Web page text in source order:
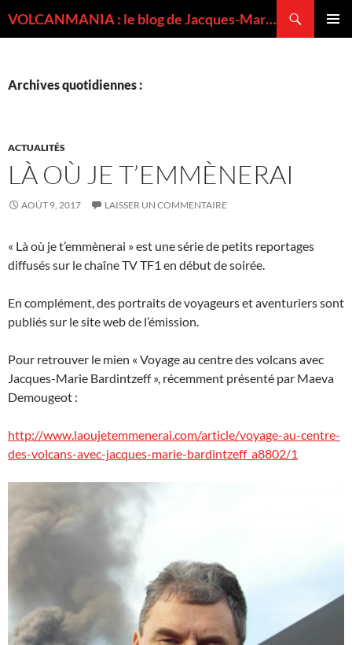
VOLCANMANIA : le blog de Jacques-Marie BARDINTZEFF, volcanologue
Archives quotidiennes :
ACTUALITÉS
LÀ OÙ JE T’EMMÈNERAI
AOÛT 9, 2017 LAISSER UN COMMENTAIRE
« Là où je t’emmènerai » est une série de petits reportages
diffusés sur le chaîne TV TF1 en début de soirée.
En complément, des portraits de voyageurs et aventuriers sont
publiés sur le site web de l’émission.
Pour retrouver le mien « Voyage au centre des volcans avec
Jacques-Marie Bardintzeff », récemment présenté par Maeva
Demougeot :
http://www.laoujetemmenerai.com/article/voyage-au-centre-
des-volcans-avec-jacques-marie-bardintzeff_a8802/1